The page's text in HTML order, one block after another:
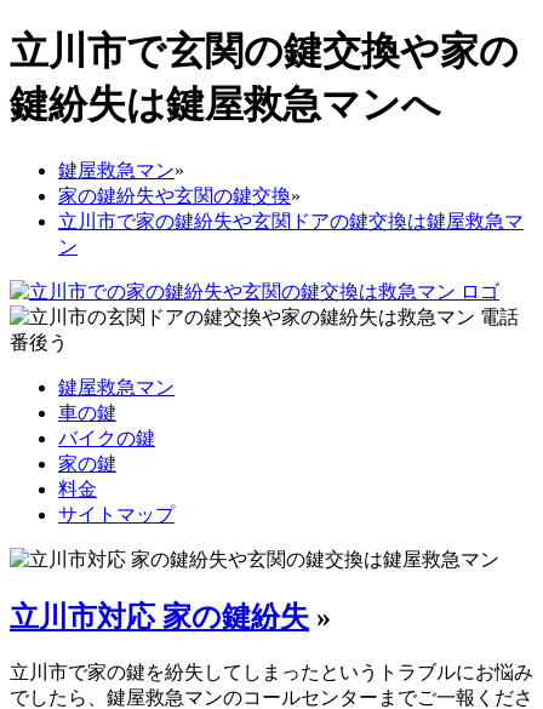
立川市で玄関の鍵交換や家の
鍵紛失は鍵屋救急マンへ
鍵屋救急マン»
家の鍵紛失や玄関の鍵交換»
立川市で家の鍵紛失や玄関ドアの鍵交換は鍵屋救急マ
ン
鍵屋救急マン
車の鍵
バイクの鍵
家の鍵
料金
サイトマップ
立川市対応 家の鍵紛失 »
立川市で家の鍵を紛失してしまったというトラブルにお悩み
でしたら、鍵屋救急マンのコールセンターまでご一報くださ